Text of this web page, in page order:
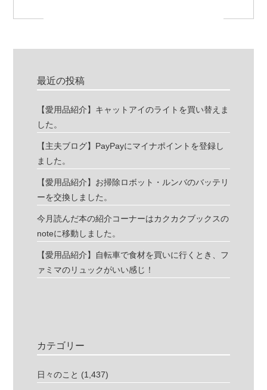
最近の投稿
【愛用品紹介】キャットアイのライトを買い替えま
した。
【主夫ブログ】PayPayにマイナポイントを登録し
ました。
【愛用品紹介】お掃除ロボット・ルンバのバッテリ
ーを交換しました。
今月読んだ本の紹介コーナーはカクカクブックスの
noteに移動しました。
【愛用品紹介】自転車で食材を買いに行くとき、フ
ァミマのリュックがいい感じ！
カテゴリー
日々のこと (1,437)